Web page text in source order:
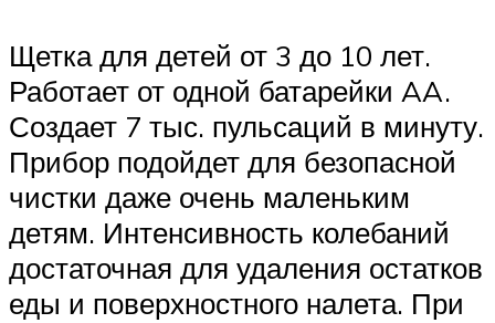
Щетка для детей от 3 до 10 лет.
Работает от одной батарейки AA.
Создает 7 тыс. пульсаций в минуту.
Прибор подойдет для безопасной
чистки даже очень маленьким
детям. Интенсивность колебаний
достаточная для удаления остатков
еды и поверхностного налета. При